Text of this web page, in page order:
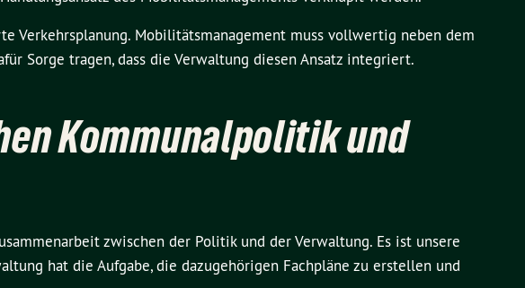
Verkehrsplanung. Mobilitätsmanagement muss vollwertig neben dem
Sorge tragen, dass die Verwaltung diesen Ansatz integriert.
Kommunalpolitik und
zwischen der Politik und der Verwaltung. Es ist unsere
hat die Aufgabe, die dazugehörigen Fachpläne zu erstellen und